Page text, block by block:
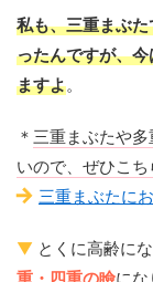
私も、三重まぶ
ったんですが、
ますよ。
＊ 三重まぶたや
いので、ぜひこ
三重まぶたに
▼ とくに高齢に